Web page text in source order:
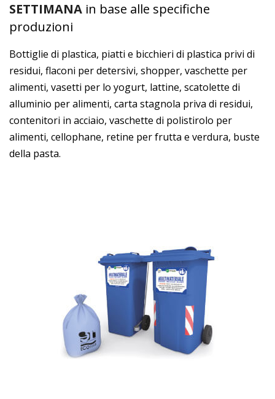
SETTIMANA in base alle specifiche
produzioni
Bottiglie di plastica, piatti e bicchieri di plastica privi di
residui, flaconi per detersivi, shopper, vaschette per
alimenti, vasetti per lo yogurt, lattine, scatolette di
alluminio per alimenti, carta stagnola priva di residui,
contenitori in acciaio, vaschette di polistirolo per
alimenti, cellophane, retine per frutta e verdura, buste
della pasta.